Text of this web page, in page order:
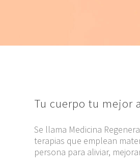
Tu cuerpo tu mejor
Se llama Medicina
terapias que emplean
persona para aliviar,